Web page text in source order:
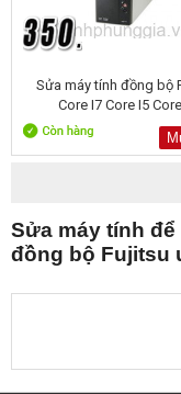
Sửa máy tính đồng bộ
Core I7 Core I5
Sửa máy tính
đồng bộ Fujitsu